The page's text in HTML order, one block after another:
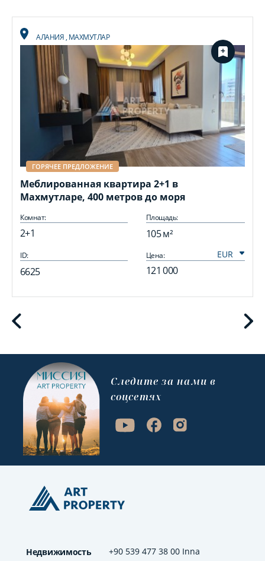
АЛАНИЯ, МАХМУТЛАР
ГОРЯЧЕЕ ПРЕДЛОЖЕНИЕ
Меблированная квартира 2+1 в
Махмутларе, 400 метров до моря
Комнат:
2+1
Площадь:
105 м²
ID:
6625
Цена:
121 000
+90 539 477 38 00 Inna
Недвижимость
Cледите за нами в
соцсетях